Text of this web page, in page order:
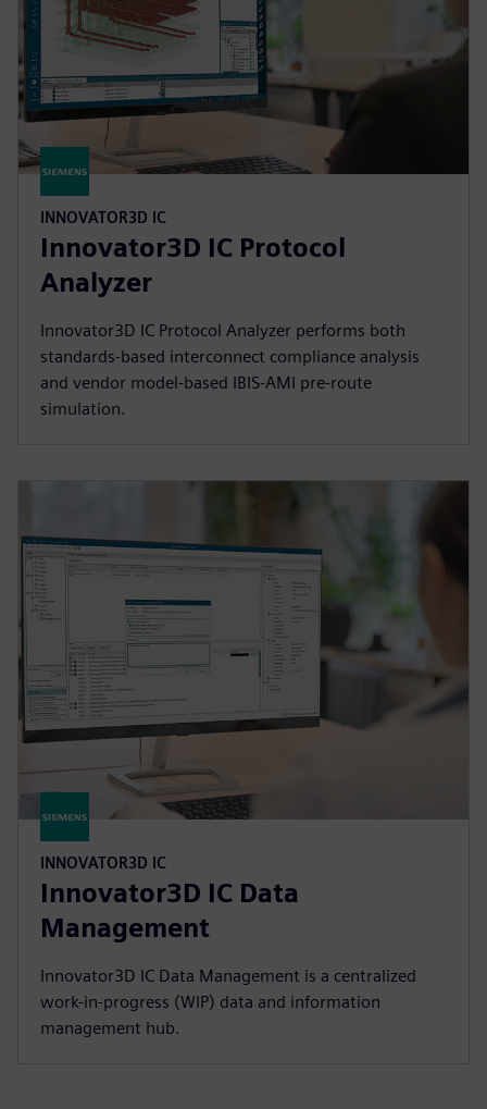
INNOVATOR3D IC
Innovator3D IC Protocol
Analyzer
Innovator3D IC Protocol Analyzer performs both
standards-based interconnect compliance analysis
and vendor model-based IBIS-AMI pre-route
simulation.
INNOVATOR3D IC
Innovator3D IC Data
Management
Innovator3D IC Data Management is a centralized
work-in-progress (WIP) data and information
management hub.